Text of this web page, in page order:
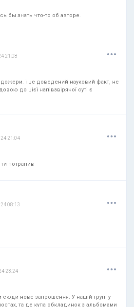
бы знать что-то об авторе.
21:08 ...
і це доведений науковий факт, не
до цієї напівзвірячої суті є
21:04 ...
потрапив
08:13 ...
23:24 ...
сюди нове запрошення. У нашій групі у
та де купа обкладинок з альбомами